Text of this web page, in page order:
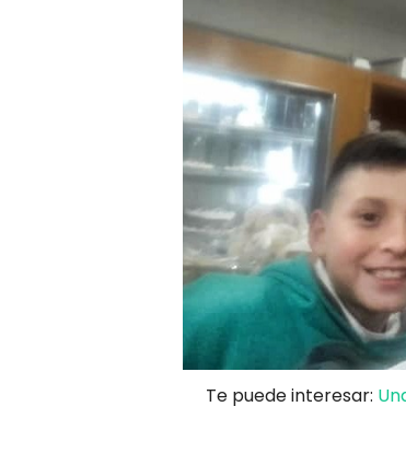
Te puede interesar: